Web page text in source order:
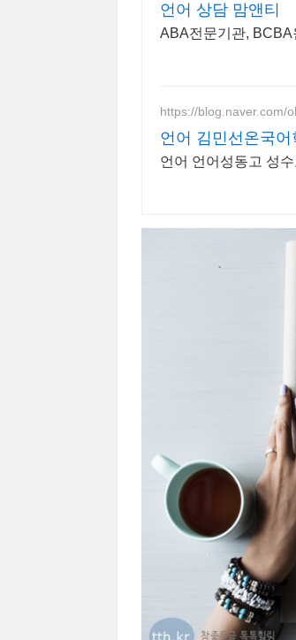
언어 상담 맘앤티
ABA전문기관, BCBA
https://blog.naver.com/
언어 김민선온국어